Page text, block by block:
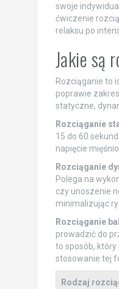
swoje
ćwiczenie
relaksu po
Jakie są
Rozciąganie to
poprawie
statyczne,
Rozciąganie
15 do 60
napięcie
Rozciąganie
Polega na
czy unoszenie
minimalizując
Rozciąganie
prowadzić do
to sposób, który
stosowanie tej
Rodzaj